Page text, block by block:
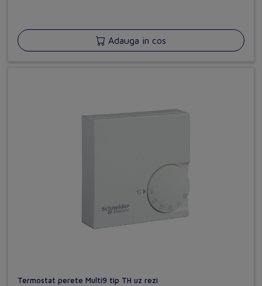
Adauga in cos
Termostat perete Multi9 tip TH uz rezi